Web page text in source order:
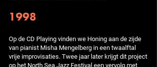
1998
Op de CD Playing vinden we Honing aan de zijde
van pianist Misha Mengelberg in een twaalftal
vrije improvisaties. Twee jaar later krijgt dit project
op het North Sea Jazz Festival een vervolg met